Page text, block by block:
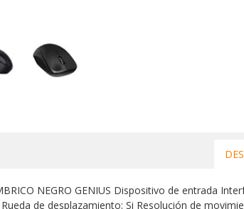
NEGRO GENIUS Dispositivo de entrada
de desplazamiento: Si Resolución de